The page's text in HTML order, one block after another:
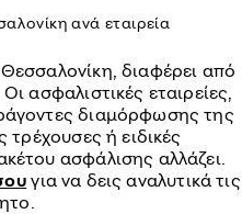
ανά εταιρεία
διαφέρει από
ασφαλιστικές εταιρείες,
διαμόρφωσης της
τρέχουσες ή ειδικές
ασφάλισης αλλάζει.
για να δεις αναλυτικά τις